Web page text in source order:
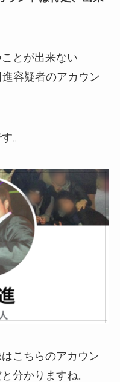
とが出来ない
容疑者のアカウン
。
こちらのアカウン
分かりますね。